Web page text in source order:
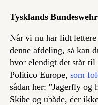
Tysklands
Når vi nu har lidt lettere
denne afdeling, så kan
hvor elendigt det står
Politico Europe, som
sådan her: ”Jagerfly
Skibe og ubåde, der